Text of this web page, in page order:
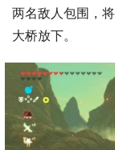
两名敌人包围，
大桥放下。